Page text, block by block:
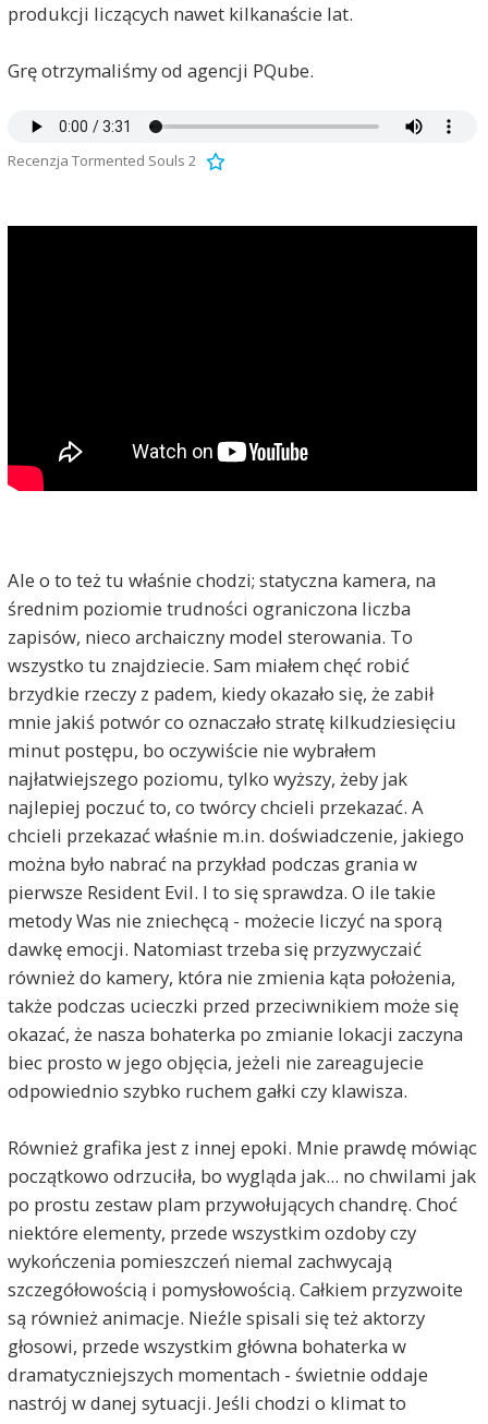
produkcji liczących nawet kilkanaście lat.
Grę otrzymaliśmy od agencji PQube.
Recenzja Tormented Souls 2
Ale o to też tu właśnie chodzi; statyczna kamera, na
średnim poziomie trudności ograniczona liczba
zapisów, nieco archaiczny model sterowania. To
wszystko tu znajdziecie. Sam miałem chęć robić
brzydkie rzeczy z padem, kiedy okazało się, że zabił
mnie jakiś potwór co oznaczało stratę kilkudziesięciu
minut postępu, bo oczywiście nie wybrałem
najłatwiejszego poziomu, tylko wyższy, żeby jak
najlepiej poczuć to, co twórcy chcieli przekazać. A
chcieli przekazać właśnie m.in. doświadczenie, jakiego
można było nabrać na przykład podczas grania w
pierwsze Resident Evil. I to się sprawdza. O ile takie
metody Was nie zniechęcą - możecie liczyć na sporą
dawkę emocji. Natomiast trzeba się przyzwyczaić
również do kamery, która nie zmienia kąta położenia,
także podczas ucieczki przed przeciwnikiem może się
okazać, że nasza bohaterka po zmianie lokacji zaczyna
biec prosto w jego objęcia, jeżeli nie zareagujecie
odpowiednio szybko ruchem gałki czy klawisza.
Również grafika jest z innej epoki. Mnie prawdę mówiąc
początkowo odrzuciła, bo wygląda jak... no chwilami jak
po prostu zestaw plam przywołujących chandrę. Choć
niektóre elementy, przede wszystkim ozdoby czy
wykończenia pomieszczeń niemal zachwycają
szczegółowością i pomysłowością. Całkiem przyzwoite
są również animacje. Nieźle spisali się też aktorzy
głosowi, przede wszystkim główna bohaterka w
dramatyczniejszych momentach - świetnie oddaje
nastrój w danej sytuacji. Jeśli chodzi o klimat to